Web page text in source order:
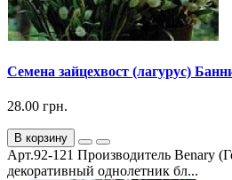
Семена зайцехвост (лагурус)
28.00 грн.
В корзину
Арт.92-121 Производитель Benary
декоративный однолетник бл...